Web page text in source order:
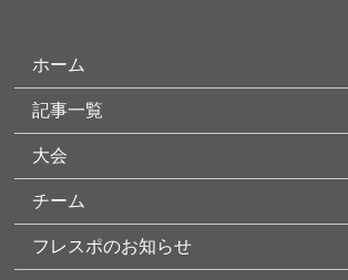
ホーム
記事一覧
大会
チーム
フレスポのお知らせ